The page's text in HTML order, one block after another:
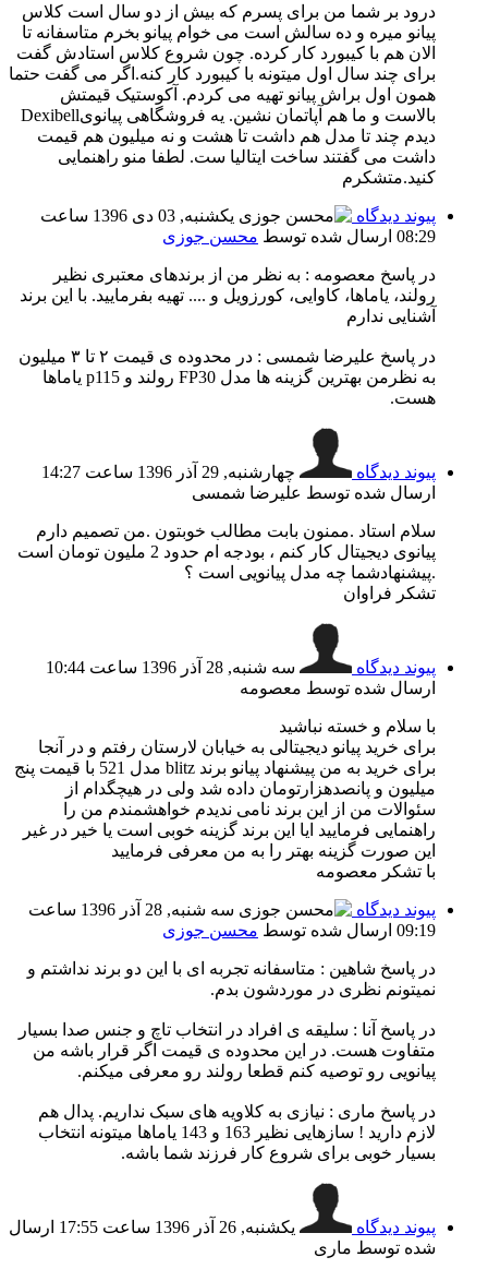
درود بر شما من برای پسرم که بیش از دو سال است کلاس
پیانو میره و ده سالش است می خوام پیانو بخرم متاسفانه تا
الان هم با کیبورد کار کرده. چون شروع کلاس استادش گفت
برای چند سال اول میتونه با کیبورد کار کنه.اگر می گفت حتما
همون اول براش پیانو تهیه می کردم. آکوستیک قیمتش
بالاست و ما هم آپاتمان نشین. یه فروشگاهی پیانویDexibell
دیدم چند تا مدل هم داشت تا هشت و نه میلیون هم قیمت
داشت می گفتند ساخت ایتالیا ست. لطفا منو راهنمایی
کنید.متشکرم
پیوند دیدگاه
یکشنبه, 03 دی 1396 ساعت
08:29 ارسال شده توسط محسن جوزی
در پاسخ معصومه : به نظر من از برندهای معتبری نظیر
رولند،‌ یاماها،‌ کاوایی، کورزویل و .... تهیه بفرمایید. با این برند
آشنایی ندارم
در پاسخ علیرضا شمسی :‌ در محدوده ی قیمت ۲ تا ۳ میلیون
به نظرمن بهترین گزینه ها مدل FP30 رولند و p115 یاماها
هست.
پیوند دیدگاه
چهارشنبه, 29 آذر 1396 ساعت 14:27
ارسال شده توسط علیرضا شمسی
سلام استاد .ممنون بابت مطالب خوبتون .من تصمیم دارم
پیانوی دیجیتال کار کنم ، بودجه ام حدود 2 ملیون تومان است
.پیشنهادشما چه مدل پیانویی است ؟
تشکر فراوان
پیوند دیدگاه
سه شنبه, 28 آذر 1396 ساعت 10:44
ارسال شده توسط معصومه
با سلام و خسته نباشید
برای خرید پیانو دیجیتالی به خیابان لارستان رفتم و در آنجا
برای خرید به من پیشنهاد پیانو برند blitz مدل 521 با قیمت پنج
میلیون و پانصدهزارتومان داده شد ولی در هیچگدام از
سئوالات من از این برند نامی ندیدم خواهشمندم من را
راهنمایی فرمایید ایا این برند گزینه خوبی است یا خیر در غیر
این صورت گزینه بهتر را به من معرفی فرمایید
با تشکر معصومه
پیوند دیدگاه
سه شنبه, 28 آذر 1396 ساعت
09:19 ارسال شده توسط محسن جوزی
در پاسخ شاهین :‌ متاسفانه تجربه ای با این دو برند نداشتم و
نمیتونم نظری در موردشون بدم.
در پاسخ آنا :‌ سلیقه ی افراد در انتخاب تاچ و جنس صدا بسیار
متفاوت هست. در این محدوده ی قیمت اگر قرار باشه من
پیانویی رو توصیه کنم قطعا رولند رو معرفی میکنم.
در پاسخ ماری :‌ نیازی به کلاویه های سبک نداریم. پدال هم
لازم دارید ! سازهایی نظیر 163 و 143 یاماها میتونه انتخاب
بسیار خوبی برای شروع کار فرزند شما باشه.
پیوند دیدگاه یکشنبه, 26 آذر 1396 ساعت 17:55
ارسال
شده توسط ماری